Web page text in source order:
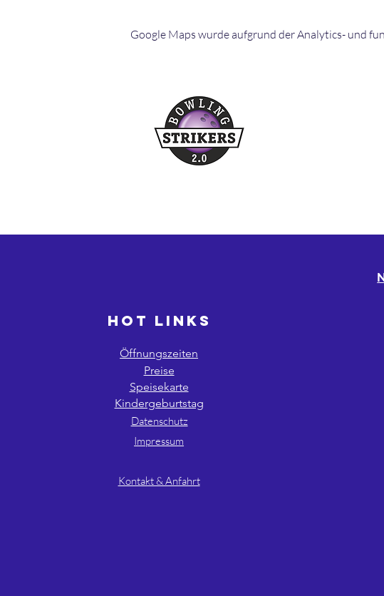
Google Maps wurde aufgrund der Analytics- und
HOT LINKS
Öffnungszeiten
Preise
Speisekarte
Kindergeburtstag
Datenschutz
Impressum
Kontakt & Anfahrt